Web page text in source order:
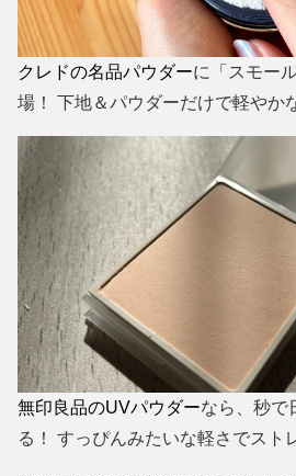
クレドの名品パウダーに「スモー
場！ 下地＆パウダーだけで軽やか
無印良品のUVパウダーなら、秒で
る！ すっぴんみたいな軽さでスト